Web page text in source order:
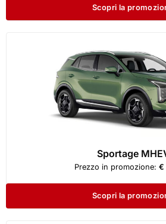
Scopri la
Sportage
Prezzo in promozione: €
Scopri la